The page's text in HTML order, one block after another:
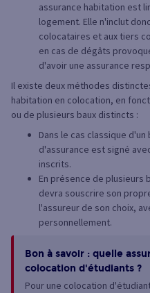
assurance habitation est
logement. Elle n'inclut
colocataires et aux tiers
en cas de dégâts
d'avoir une assurance
Il existe deux méthodes
habitation en colocation, en
ou de plusieurs baux distincts :
Dans le cas classique
d'assurance est signé
inscrits.
En présence de plusieurs
devra souscrire son
l'assureur de son choix,
personnellement.
Bon à savoir : quelle
colocation d'étudiants ?
Pour une colocation